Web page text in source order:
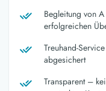
Begleitung von
erfolgreichen
Treuhand-
abgesichert
Transparent –